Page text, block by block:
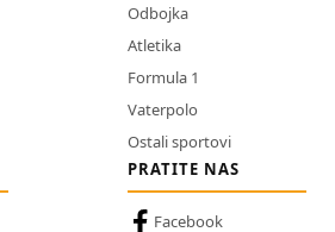
Odbojka
Atletika
Formula 1
Vaterpolo
Ostali sportovi
PRATITE NAS
Facebook